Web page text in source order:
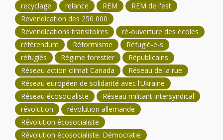
recyclage
relance REM
REM de l'est
Revendication des 250 000
Revendications transitoires
ré-ouverture des écoles
référendum
Réformisme
Réfugié-e-s
réfugiés
Régime forestier
Républicains
Réseau action climat Canada
Réseau de la rue
Réseau européen de solidarité avec l’Ukraine
Réseau écosocialiste
Réseau militant intersyndical
révolution
révolution allemande
Révolution écosocialiste
Révolution écosocialiste. Démocratie